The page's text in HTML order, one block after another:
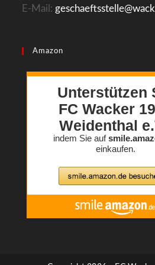
E-Mail:
Amazon